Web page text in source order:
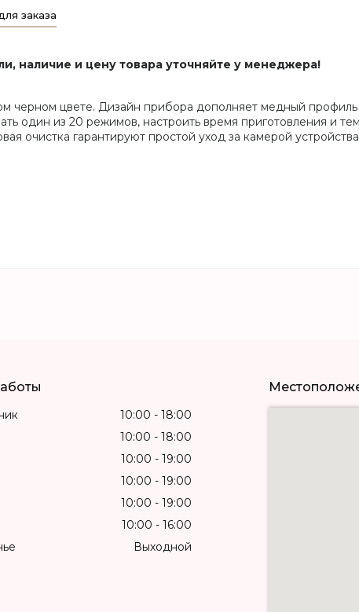
заказа
наличие и цену товара уточняйте у менеджера!
черном цвете. Дизайн прибора дополняет медный
один из 20 режимов, настроить время приготовления и
очистка гарантируют простой уход за камерой
10:00
18:00
10:00
18:00
10:00
19:00
10:00
19:00
10:00
19:00
10:00
16:00
Выходной